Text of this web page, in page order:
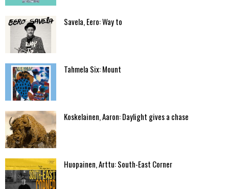
Savela, Eero: Way to
Tahmela Six: Mount
Koskelainen, Aaron: Daylight gives a chase
Huopainen, Arttu: South-East Corner